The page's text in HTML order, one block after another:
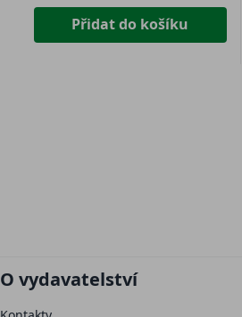
Přidat do košíku
O vydavatelství